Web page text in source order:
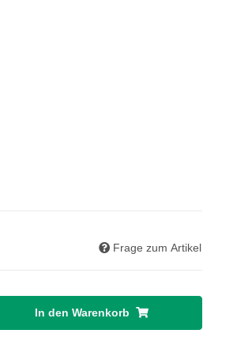
Frage zum Artikel
In den Warenkorb